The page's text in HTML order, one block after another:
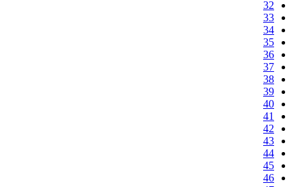
32
33
34
35
36
37
38
39
40
41
42
43
44
45
46